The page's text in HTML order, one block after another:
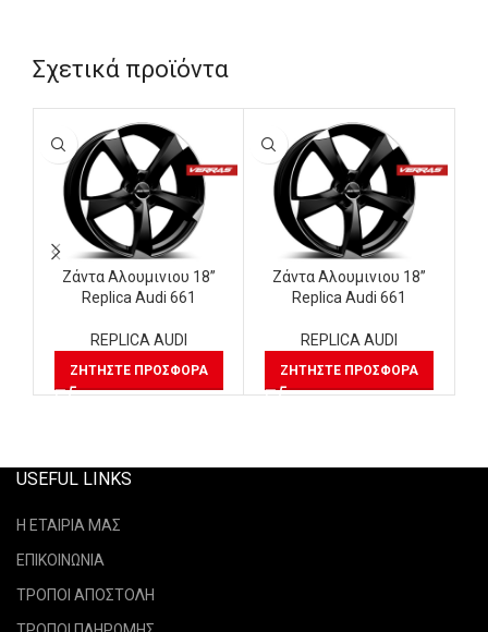
Σχετικά προϊόντα
Ζάντα Αλουμινιου 18”
Replica Audi 661
REPLICA AUDI
ΖΗΤΉΣΤΕ ΠΡΟΣΦΟΡΆ
Ζάντα Αλουμινιου 18”
Replica Audi 661
REPLICA AUDI
ΖΗΤΉΣΤΕ ΠΡΟΣΦΟΡΆ
USEFUL LINKS
Η ΕΤΑΙΡΙΑ ΜΑΣ
ΕΠΙΚΟΙΝΩΝΙΑ
ΤΡΟΠΟΙ ΑΠΟΣΤΟΛΗ